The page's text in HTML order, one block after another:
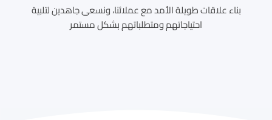
بناء علاقات طويلة الأمد مع عملائنا، ونسعى جاهدين لتلبية
احتياجاتهم ومتطلباتهم بشكل مستمر